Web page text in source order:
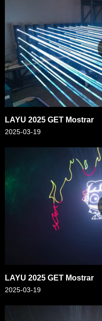
LAYU 2025 GET Mostrar
2025-03-19
LAYU 2025 GET Mostrar
2025-03-19